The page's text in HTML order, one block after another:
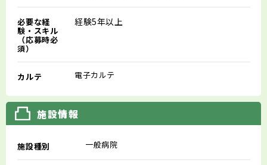
必要な経
験・スキル
（応募時必
須）
経験5年以上
カルテ 電子カルテ
施設情報
施設種別 一般病院